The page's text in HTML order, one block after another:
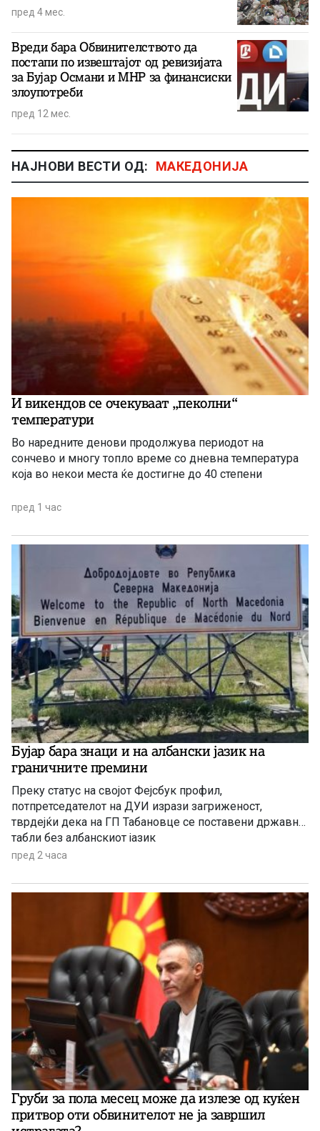
пред 4 мес.
Вреди бара Обвинителството да
постапи по извештајот од ревизијата
за Бујар Османи и МНР за финансиски
злоупотреби
пред 12 мес.
НАЈНОВИ ВЕСТИ ОД: МАКЕДОНИЈА
И викендов се очекуваат „пеколни“
температури
Во наредните денови продолжува периодот на
сончево и многу топло време со дневна температура
која во некои места ќе достигне до 40 степени
пред 1 час
Бујар бара знаци и на албански јазик на
граничните премини
Преку статус на својот Фејсбук профил,
потпретседателот на ДУИ изрази загриженост,
тврдејќи дека на ГП Табановце се поставени државни
табли без албанскиот јазик
пред 2 часа
Груби за пола месец може да излезе од куќен
притвор оти обвинителот не ја завршил